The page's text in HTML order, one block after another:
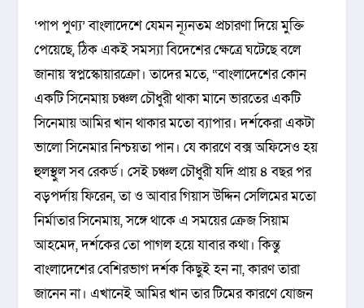
‘পাপ পুণ্য’ বাংলাদেশে যেমন ন্যূনতম প্রচারণা দিয়ে মুক্তি
পেয়েছে, ঠিক একই সমস্যা বিদেশের ক্ষেত্রে ঘটেছে বলে
জানায় স্বপ্নস্কোয়ারক্রো। তাদের মতে, “বাংলাদেশের কোন
একটি সিনেমায় চঞ্চল চৌধুরী থাকা মানে ভারতের একটি
সিনেমায় আমির খান থাকার মতো ব্যাপার। দর্শকেরা একটা
ভালো সিনেমার নিশ্চয়তা পান। যে কারণে বক্স অফিসেও হয়
হুলস্থুল সব রেকর্ড। সেই চঞ্চল চৌধুরী যদি প্রায় ৪ বছর পর
বড়পর্দায় ফিরেন, তা ও আবার গিয়াস উদ্দিন সেলিমের মতো
নির্মাতার সিনেমায়, সঙ্গে থাকে এ সময়ের ক্রেজ সিয়াম
আহমেদ, দর্শকের তো পাগল হয়ে যাবার কথা। কিন্তু
বাংলাদেশের বেশিরভাগ দর্শক কিছুই হন না, কারণ তারা
জানেন না। এখানেই আমির খান তার টিমের কারণে যোজন